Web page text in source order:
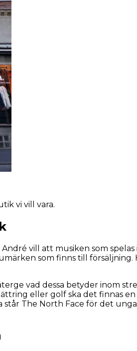
vi vill vara.
vill att musiken som
som finns till
vad dessa betyder inom
eller golf ska det finnas
The North Face för det